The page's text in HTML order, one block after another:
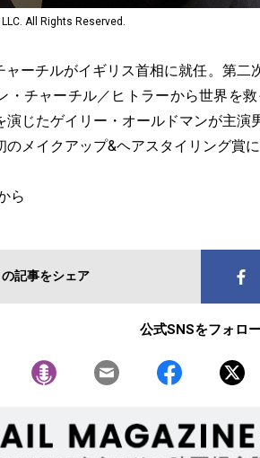
All Rights Reserved.
ーチルがイギリス首相に就任。第二
・チャーチル／ヒトラーから世界を
演じたゲイリー・オールドマンが主演
メイクアップ&ヘアスタイリング賞に
ら
記事をシェア
公式SNSをフォロ